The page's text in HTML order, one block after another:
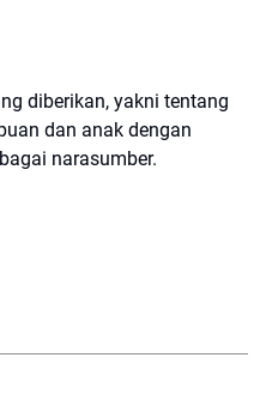
diberikan, yakni tentang
dan anak dengan
narasumber.